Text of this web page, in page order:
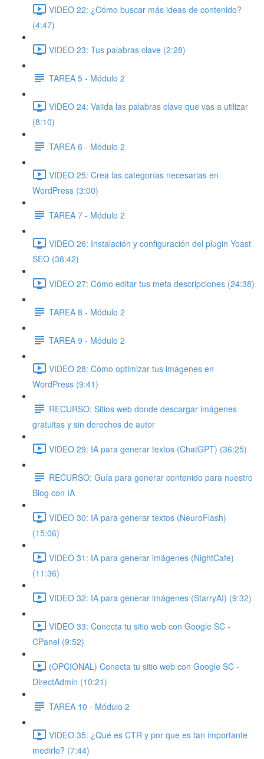
VIDEO 22: ¿Cómo buscar más ideas de contenido?
(4:47)
VIDEO 23: Tus palabras clave (2:28)
TAREA 5 - Módulo 2
VIDEO 24: Valida las palabras clave que vas a utilizar
(8:10)
TAREA 6 - Módulo 2
VIDEO 25: Crea las categorías necesarias en
WordPress (3:00)
TAREA 7 - Módulo 2
VIDEO 26: Instalación y configuración del plugin Yoast
SEO (38:42)
VIDEO 27: Cómo editar tus meta descripciones (24:38)
TAREA 8 - Módulo 2
TAREA 9 - Módulo 2
VIDEO 28: Cómo optimizar tus imágenes en
WordPress (9:41)
RECURSO: Sitios web donde descargar imágenes
gratuitas y sin derechos de autor
VIDEO 29: IA para generar textos (ChatGPT) (36:25)
RECURSO: Guía para generar contenido para nuestro
Blog con IA
VIDEO 30: IA para generar textos (NeuroFlash)
(15:06)
VIDEO 31: IA para generar imágenes (NightCafe)
(11:36)
VIDEO 32: IA para generar imágenes (StarryAI) (9:32)
VIDEO 33: Conecta tu sitio web con Google SC -
CPanel (9:52)
(OPCIONAL) Conecta tu sitio web con Google SC -
DirectAdmin (10:21)
TAREA 10 - Módulo 2
VIDEO 35: ¿Qué es CTR y por que es tan importante
medirlo? (7:44)